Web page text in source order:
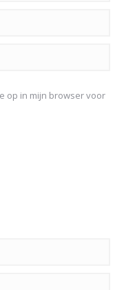
op in mijn browser voor